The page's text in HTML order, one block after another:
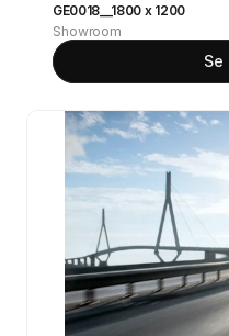
GE0018__1800 x 1200
Showroom
Se